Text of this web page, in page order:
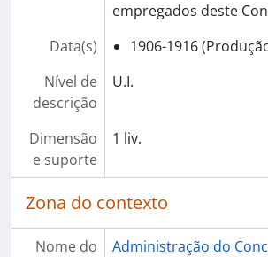
empregados deste
Data(s)
1906-1916
Nível de
descrição
U.I.
Dimensão
e suporte
1 liv.
Zona do contexto
Nome do
Administração do